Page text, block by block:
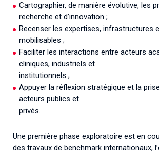
Cartographier, de manière évolutive, les
recherche et d’innovation ;
Recenser les expertises, infrastructures
mobilisables ;
Faciliter les interactions entre acteurs
cliniques, industriels et
institutionnels ;
Appuyer la réflexion stratégique et la
acteurs publics et
privés.
Une première phase exploratoire est en
des travaux de benchmark internationaux,